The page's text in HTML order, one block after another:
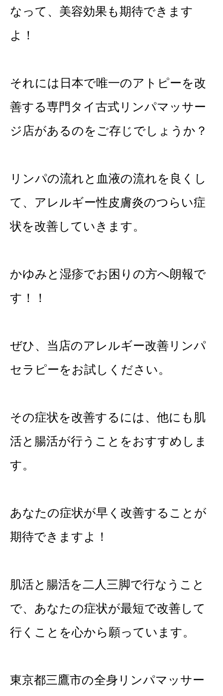
なって、美容効果も期待できます
よ！
それには日本で唯一のアトピーを改
善する専門タイ古式リンパマッサー
ジ店があるのをご存じでしょうか？
リンパの流れと血液の流れを良くし
て、アレルギー性皮膚炎のつらい症
状を改善していきます。
かゆみと湿疹でお困りの方へ朗報で
す！！
ぜひ、当店のアレルギー改善リンパ
セラピーをお試しください。
その症状を改善するには、他にも肌
活と腸活が行うことをおすすめしま
す。
あなたの症状が早く改善することが
期待できますよ！
肌活と腸活を二人三脚で行なうこと
で、あなたの症状が最短で改善して
行くことを心から願っています。
東京都三鷹市の全身リンパマッサー